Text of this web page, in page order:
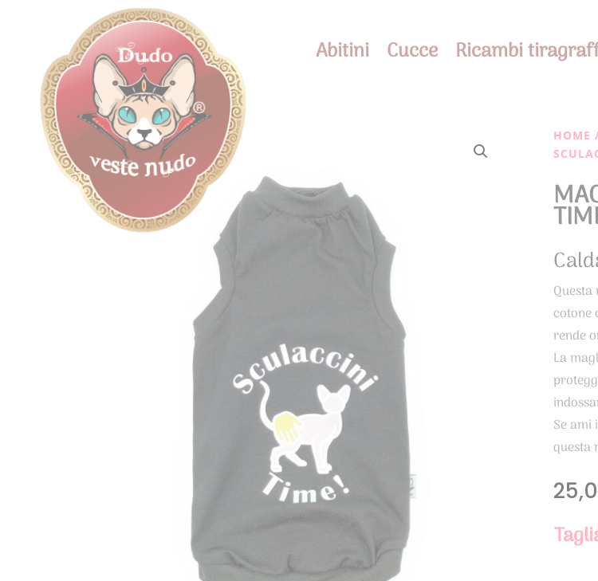
Abitini Cucce Ricambi
HOME
cotone
rende
La
Se
questa